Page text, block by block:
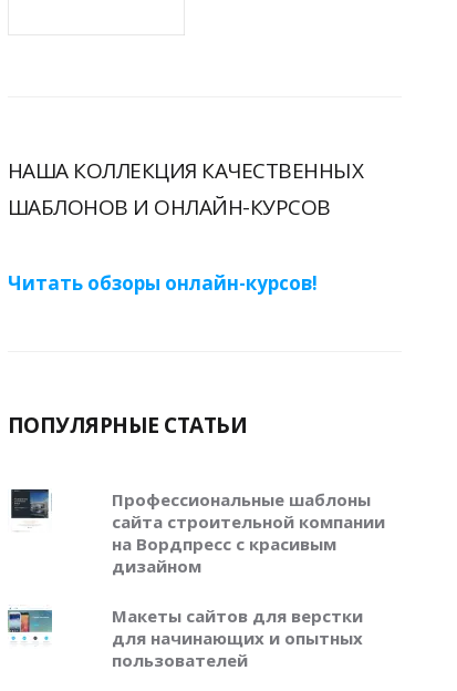
НАША КОЛЛЕКЦИЯ КАЧЕСТВЕННЫХ
ШАБЛОНОВ И ОНЛАЙН-КУРСОВ
Читать обзоры онлайн-курсов!
ПОПУЛЯРНЫЕ СТАТЬИ
Профессиональные шаблоны
сайта строительной компании
на Вордпресс с красивым
дизайном
Макеты сайтов для верстки
для начинающих и опытных
пользователей